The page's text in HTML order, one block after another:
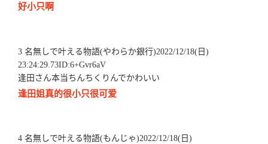
好小只啊
3 名無しで叶える物語(やわらか銀行)2022/12/18(日)
23:24:29.73ID:6+Gvr6aV
逢田さん本当ちんちくりんでかわいい
逢田姐真的很小只很可爱
4 名無しで叶える物語(もんじゃ)2022/12/18(日)